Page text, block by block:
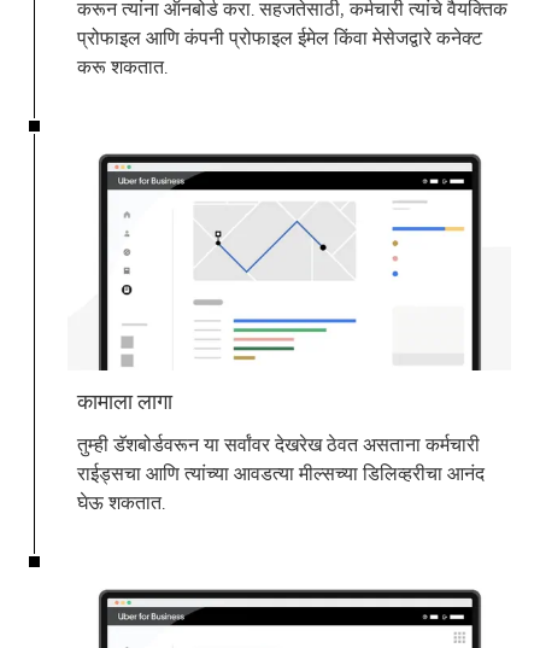
करून त्यांना ऑनबोर्ड करा. सहजतेसाठी, कर्मचारी त्यांचे वैयक्तिक
प्रोफाइल आणि कंपनी प्रोफाइल ईमेल किंवा मेसेजद्वारे कनेक्ट
करू शकतात.
कामाला लागा
तुम्ही डॅशबोर्डवरून या सर्वांवर देखरेख ठेवत असताना कर्मचारी
राईड्सचा आणि त्यांच्या आवडत्या मील्सच्या डिलिव्हरीचा आनंद
घेऊ शकतात.